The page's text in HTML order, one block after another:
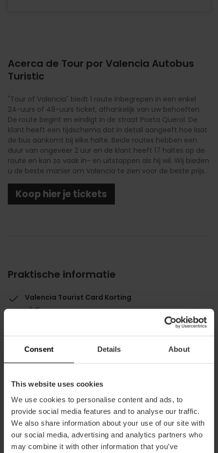
Consent Details About
This website uses cookies
We use cookies to personalise content and ads, to
provide social media features and to analyse our traffic.
We also share information about your use of our site with
our social media, advertising and analytics partners who
may combine it with other information that you’ve
Acerca de Tour por Valencia Autobus
Turistic
"Tour of Valencia" biedt 1 route inbegrepen in een enkel
24-uurs of 48-uurs ticket, afhankelijk van uw behoeften.
De route begint en eindigt in de straat Poeta Querol. De
klant heeft een tijdschema dat in detail aangeeft hoe laat
de bus aankomt bij elke halte. Beide routes hebben een
duur van ongeveer 2 uur en de klant heeft 17 haltes op de
route en kan zo vaak in- en uitstappen als hij wil. Wij bieden
u de beste manier om Valencia te zien voor de beste prijs.
Koop hier je tickets
Praktische informatie
Valencia Tourist Card Korting
-2 €
Hoe te arriveren
Calle Barranquet, 2 46960 Aldaya